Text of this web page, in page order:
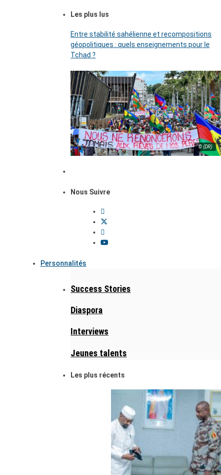
Les plus lus
Entre stabilité sahélienne et recompositions
géopolitiques : quels enseignements pour le
Tchad ?
© (DR)
Nous Suivre
Personnalités
Success Stories
Diaspora
Interviews
Jeunes talents
Les plus récents